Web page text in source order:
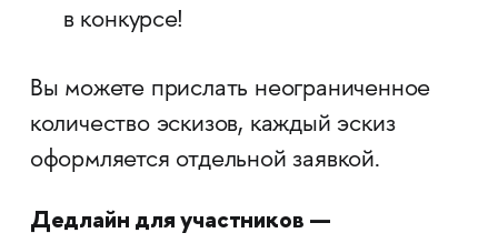
в конкурсе!
Вы можете прислать неограниченное
количество эскизов, каждый эскиз
оформляется отдельной заявкой.
Дедлайн для участников —